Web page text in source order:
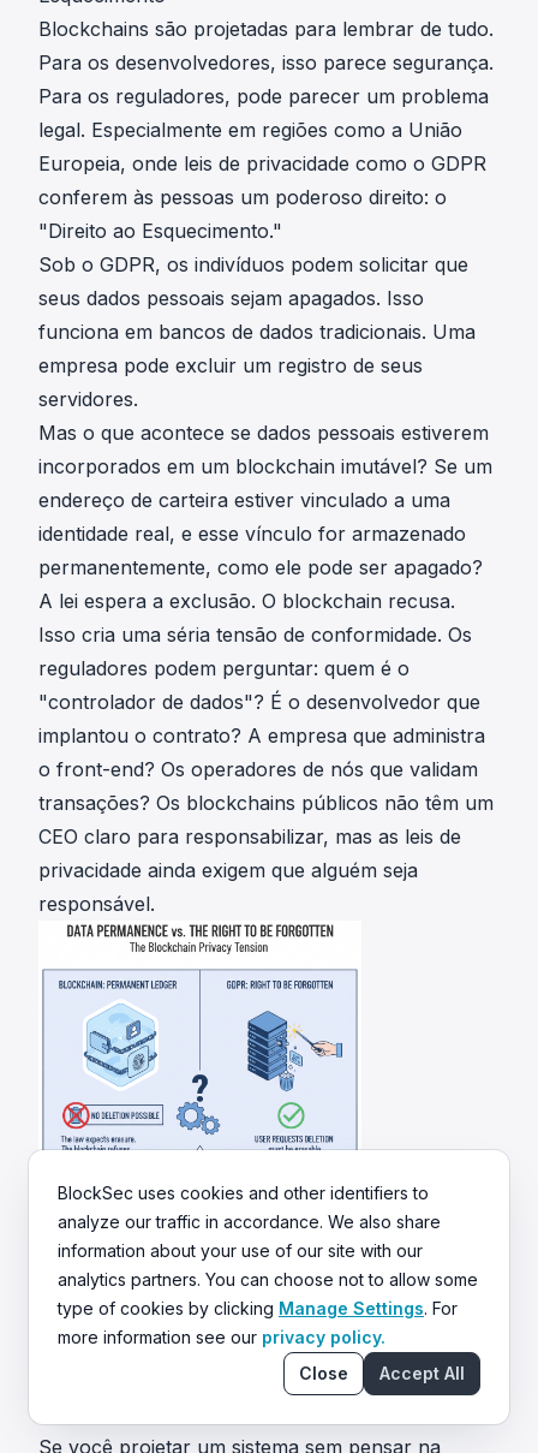
Blockchains são projetadas para lembrar de tudo.
Para os desenvolvedores, isso parece segurança.
Para os reguladores, pode parecer um problema
legal. Especialmente em regiões como a União
Europeia, onde leis de privacidade como o GDPR
conferem às pessoas um poderoso direito: o
"Direito ao Esquecimento."
Sob o GDPR, os indivíduos podem solicitar que
seus dados pessoais sejam apagados. Isso
funciona em bancos de dados tradicionais. Uma
empresa pode excluir um registro de seus
servidores.
Mas o que acontece se dados pessoais estiverem
incorporados em um blockchain imutável? Se um
endereço de carteira estiver vinculado a uma
identidade real, e esse vínculo for armazenado
permanentemente, como ele pode ser apagado?
A lei espera a exclusão. O blockchain recusa.
Isso cria uma séria tensão de conformidade. Os
reguladores podem perguntar: quem é o
"controlador de dados"? É o desenvolvedor que
implantou o contrato? A empresa que administra
o front-end? Os operadores de nós que validam
transações? Os blockchains públicos não têm um
CEO claro para responsabilizar, mas as leis de
privacidade ainda exigem que alguém seja
responsável.
A abordagem mais segura é não armazenar
dados pessoais on-chain. Informações sensíveis
devem permanecer off-chain, criptografadas e
sob controles de acesso rígidos. Fazer hash de
dados ou usar provas de conhecimento zero
pode reduzir a exposição, mas não remove
Se você projetar um sistema sem pensar na
BlockSec uses cookies and other identifiers to
analyze our traffic in accordance. We also share
information about your use of our site with our
analytics partners. You can choose not to allow some
type of cookies by clicking Manage Settings. For
more information see our privacy policy.
Close
Accept All